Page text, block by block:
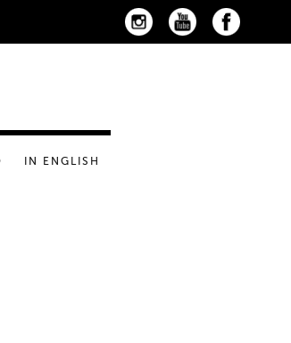
IN ENGLISH